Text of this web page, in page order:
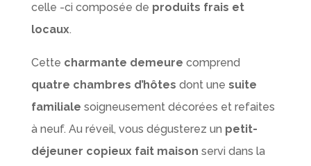
celle -ci composée de produits frais et
locaux.
Cette charmante demeure comprend
quatre chambres d’hôtes dont une suite
familiale soigneusement décorées et refaites
à neuf. Au réveil, vous dégusterez un petit-
déjeuner copieux fait maison servi dans la